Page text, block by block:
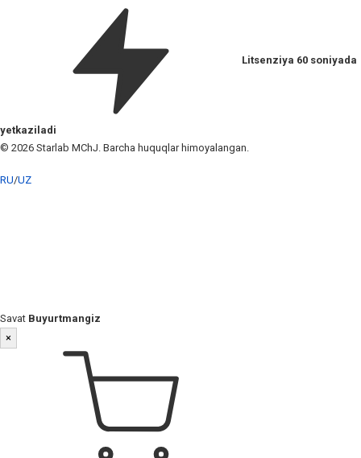
Litsenziya 60 soniyada
yetkaziladi
© 2026 Starlab MChJ. Barcha huquqlar himoyalangan.
RU/UZ
Savat Buyurtmangiz
×